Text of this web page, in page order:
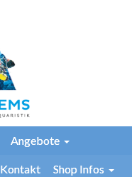
Angebote
Kontakt Shop Infos